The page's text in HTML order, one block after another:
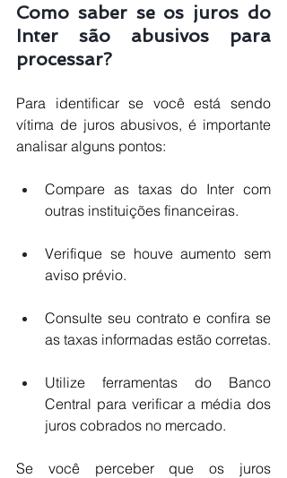
Como saber se os juros do
Inter são abusivos para
processar?
Para identificar se você está sendo
vítima de juros abusivos, é importante
analisar alguns pontos:
Compare as taxas do Inter com
outras instituições financeiras.
Verifique se houve aumento sem
aviso prévio.
Consulte seu contrato e confira se
as taxas informadas estão corretas.
Utilize ferramentas do Banco
Central para verificar a média dos
juros cobrados no mercado.
Se você perceber que os juros